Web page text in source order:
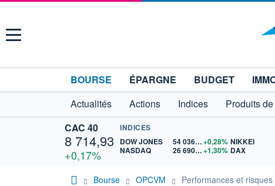
Menu
BOURSE ÉPARGNE BUDGET
Actualités
Actions Indices Produits
CAC 40
8 714,93
+0,17%
INDICES
DOW JONES
54 036,93+0,28%
NASDAQ
26 690,62+1,30%
NIKKEI
DAX
Bourse OPCVM Performances et